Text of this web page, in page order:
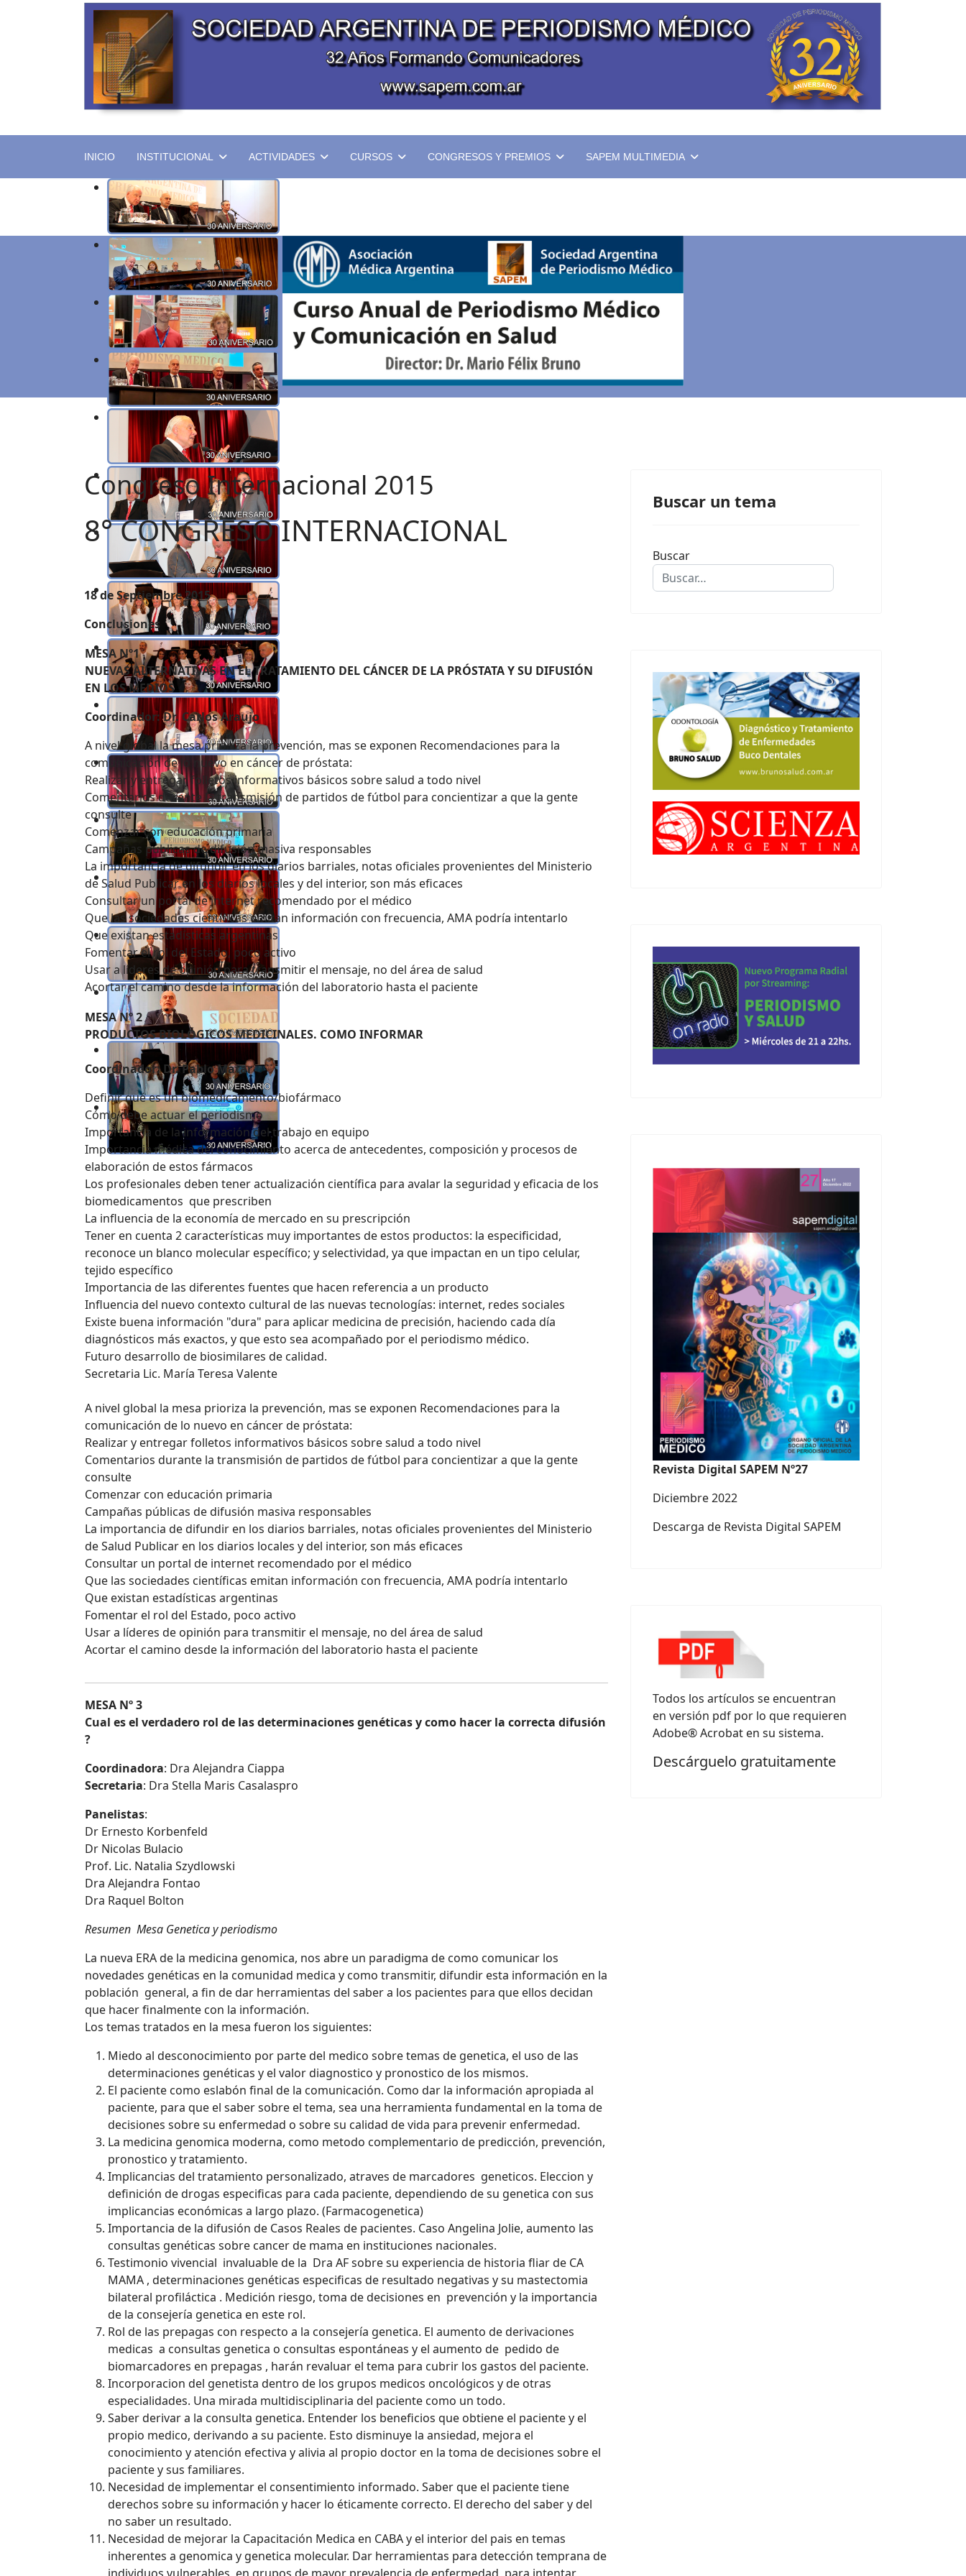
INICIO INSTITUCIONAL ACTIVIDADES CURSOS CONGRESOS Y PREMIOS SAPEM MULTIMEDIA
Congreso Internacional 2015
8° CONGRESO INTERNACIONAL
18 de Septiembre 2015
Conclusiones
MESA Nº1
NUEVAS ALTERNATIVAS EN EL TRATAMIENTO DEL CÁNCER DE LA PRÓSTATA Y SU DIFUSIÓN
EN LOS MEDIOS
Coordinador: Dr. Carlos Araujo
A nivel global la mesa prioriza la prevención, mas se exponen Recomendaciones para la
comunicación de lo nuevo en cáncer de próstata:
Realizar y entregar folletos informativos básicos sobre salud a todo nivel
Comentarios durante la transmisión de partidos de fútbol para concientizar a que la gente
consulte
Comenzar con educación primaria
Campañas públicas de difusión masiva responsables
La importancia de difundir en los diarios barriales, notas oficiales provenientes del Ministerio
de Salud Publicar en los diarios locales y del interior, son más eficaces
Consultar un portal de internet recomendado por el médico
Que las sociedades científicas emitan información con frecuencia, AMA podría intentarlo
Que existan estadísticas argentinas
Fomentar el rol del Estado, poco activo
Usar a líderes de opinión para transmitir el mensaje, no del área de salud
Acortar el camino desde la información del laboratorio hasta el paciente
MESA Nº 2
PRODUCTOS BIOLÓGICOS MEDICINALES. COMO INFORMAR
Coordinador: Dr. Pablo Matar
Definir qué es un biomedicamento/biofármaco
Cómo debe actuar el periodismo
Importancia de la información del trabajo en equipo
Importancia médica del conocimiento acerca de antecedentes, composición y procesos de
elaboración de estos fármacos
Los profesionales deben tener actualización científica para avalar la seguridad y eficacia de los
biomedicamentos que prescriben
La influencia de la economía de mercado en su prescripción
Tener en cuenta 2 características muy importantes de estos productos: la especificidad,
reconoce un blanco molecular específico; y selectividad, ya que impactan en un tipo celular,
tejido específico
Importancia de las diferentes fuentes que hacen referencia a un producto
Influencia del nuevo contexto cultural de las nuevas tecnologías: internet, redes sociales
Existe buena información "dura" para aplicar medicina de precisión, haciendo cada día
diagnósticos más exactos, y que esto sea acompañado por el periodismo médico.
Futuro desarrollo de biosimilares de calidad.
Secretaria Lic. María Teresa Valente
A nivel global la mesa prioriza la prevención, mas se exponen Recomendaciones para la
comunicación de lo nuevo en cáncer de próstata:
Realizar y entregar folletos informativos básicos sobre salud a todo nivel
Comentarios durante la transmisión de partidos de fútbol para concientizar a que la gente
consulte
Comenzar con educación primaria
Campañas públicas de difusión masiva responsables
La importancia de difundir en los diarios barriales, notas oficiales provenientes del Ministerio
de Salud Publicar en los diarios locales y del interior, son más eficaces
Consultar un portal de internet recomendado por el médico
Que las sociedades científicas emitan información con frecuencia, AMA podría intentarlo
Que existan estadísticas argentinas
Fomentar el rol del Estado, poco activo
Usar a líderes de opinión para transmitir el mensaje, no del área de salud
Acortar el camino desde la información del laboratorio hasta el paciente
MESA Nº 3
Cual es el verdadero rol de las determinaciones genéticas y como hacer la correcta difusión
?
Coordinadora: Dra Alejandra Ciappa
Secretaria: Dra Stella Maris Casalaspro
Panelistas:
Dr Ernesto Korbenfeld
Dr Nicolas Bulacio
Prof. Lic. Natalia Szydlowski
Dra Alejandra Fontao
Dra Raquel Bolton
Resumen Mesa Genetica y periodismo
La nueva ERA de la medicina genomica, nos abre un paradigma de como comunicar los
novedades genéticas en la comunidad medica y como transmitir, difundir esta información en la
población general, a fin de dar herramientas del saber a los pacientes para que ellos decidan
que hacer finalmente con la información.
Los temas tratados en la mesa fueron los siguientes:
Miedo al desconocimiento por parte del medico sobre temas de genetica, el uso de las
determinaciones genéticas y el valor diagnostico y pronostico de los mismos.
El paciente como eslabón final de la comunicación. Como dar la información apropiada al
paciente, para que el saber sobre el tema, sea una herramienta fundamental en la toma de
decisiones sobre su enfermedad o sobre su calidad de vida para prevenir enfermedad.
La medicina genomica moderna, como metodo complementario de predicción, prevención,
pronostico y tratamiento.
Implicancias del tratamiento personalizado, atraves de marcadores geneticos. Eleccion y
definición de drogas especificas para cada paciente, dependiendo de su genetica con sus
implicancias económicas a largo plazo. (Farmacogenetica)
Importancia de la difusión de Casos Reales de pacientes. Caso Angelina Jolie, aumento las
consultas genéticas sobre cancer de mama en instituciones nacionales.
Testimonio vivencial invaluable de la Dra AF sobre su experiencia de historia fliar de CA
MAMA , determinaciones genéticas especificas de resultado negativas y su mastectomia
bilateral profiláctica . Medición riesgo, toma de decisiones en prevención y la importancia
de la consejería genetica en este rol.
Rol de las prepagas con respecto a la consejería genetica. El aumento de derivaciones
medicas a consultas genetica o consultas espontáneas y el aumento de pedido de
biomarcadores en prepagas , harán revaluar el tema para cubrir los gastos del paciente.
Incorporacion del genetista dentro de los grupos medicos oncológicos y de otras
especialidades. Una mirada multidisciplinaria del paciente como un todo.
Saber derivar a la consulta genetica. Entender los beneficios que obtiene el paciente y el
propio medico, derivando a su paciente. Esto disminuye la ansiedad, mejora el
conocimiento y atención efectiva y alivia al propio doctor en la toma de decisiones sobre el
paciente y sus familiares.
Necesidad de implementar el consentimiento informado. Saber que el paciente tiene
derechos sobre su información y hacer lo éticamente correcto. El derecho del saber y del
no saber un resultado.
Necesidad de mejorar la Capacitación Medica en CABA y el interior del pais en temas
inherentes a genomica y genetica molecular. Dar herramientas para detección temprana de
Buscar un tema
Buscar
Revista Digital SAPEM Nº27
Diciembre 2022
Descarga de Revista Digital SAPEM
Todos los artículos se encuentran
en versión pdf por lo que requieren
Adobe® Acrobat en su sistema.
Descárguelo gratuitamente